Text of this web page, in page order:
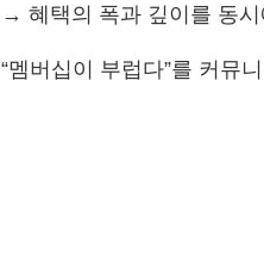
→ 혜택의 폭과 깊이를 동시
“멤버십이 부럽다”를 커뮤